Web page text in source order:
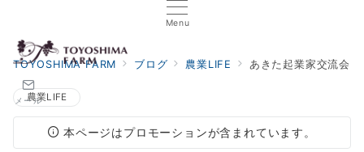
Menu
メール
TOYOSHIMA FARM ブログ 農業LIFE あきた起業家交流会
農業LIFE
本ページはプロモーションが含まれています。